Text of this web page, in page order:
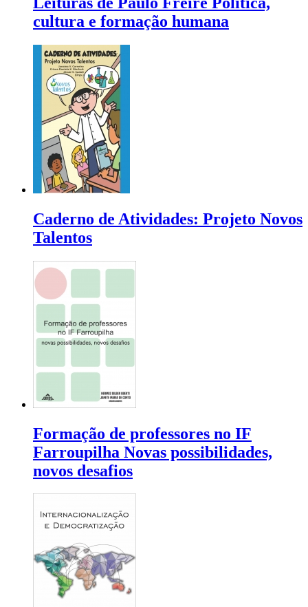
cultura e formação humana
Caderno de Atividades: Projeto Novos
Talentos
Formação de professores no IF
Farroupilha Novas possibilidades,
novos desafios